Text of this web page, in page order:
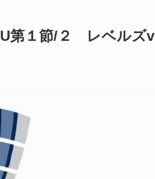
第１節/２ レベルズ